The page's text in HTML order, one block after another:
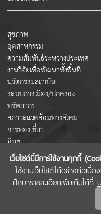
เว็บไซต์นี้มีการใช้งานคุกกี้
ใช้งานเว็บไซต์ได้อย่างต่อเนื่
ศึกษารายละเอียดเพิ่มเติมได้ที่
สุขภาพ
อุตสาหกรรม
ความสัมพันธ์ระหว่างประเทศ
งานวิจัยเพื่อพัฒนาทั้งพื้นที่
นวัตกรรมสถาบัน
ระบบการเมือง/ปกครอง
ทรัพยากร
สภาวะแวดล้อมทางสังคม
การท่องเที่ยว
อื่นๆ
COPYRIGHT © 2022 สำนักงานคณ
นโยบายในก